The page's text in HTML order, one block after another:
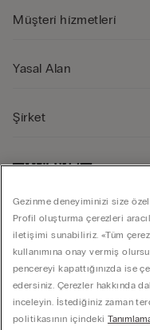
Müşteri̇ hi̇zmetleri̇
Yasal Alan
Şi̇rket
© Calzedonia S.p.A Via Monte Baldo
Gezinme deneyiminizi size
Profil oluşturma çerezleri
iletişimi sunabiliriz. «Tüm
kullanımına onay vermiş
pencereyi kapattığınızda ise
edersiniz. Çerezler hakkında
inceleyin. İstediğiniz zaman
politikasının içindeki